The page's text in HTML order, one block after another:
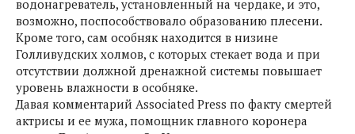
водонагреватель, установленный на чердаке, и это,
возможно, поспособствовало образованию плесени.
Кроме того, сам особняк находится в низине
Голливудских холмов, с которых стекает вода и при
отсутствии должной дренажной системы повышает
уровень влажности в особняке.
Давая комментарий Associated Press по факту смертей
актрисы и ее мужа, помощник главного коронера